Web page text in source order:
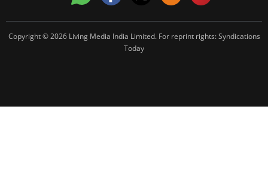
Copyright © 2026 Living Media India Limited. For reprint rights:Syndications
Today